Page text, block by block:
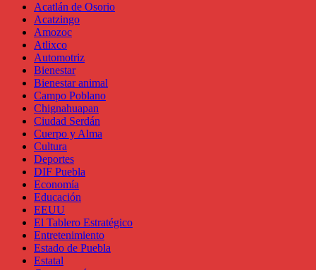
Acatlán de Osorio
Acatzingo
Amozoc
Atlixco
Automotriz
Bienestar
Bienestar animal
Campo Poblano
Chignahuapan
Ciudad Serdán
Cuerpo y Alma
Cultura
Deportes
DIF Puebla
Economía
Educación
EEUU
El Tablero Estratégico
Entretenimiento
Estado de Puebla
Estatal